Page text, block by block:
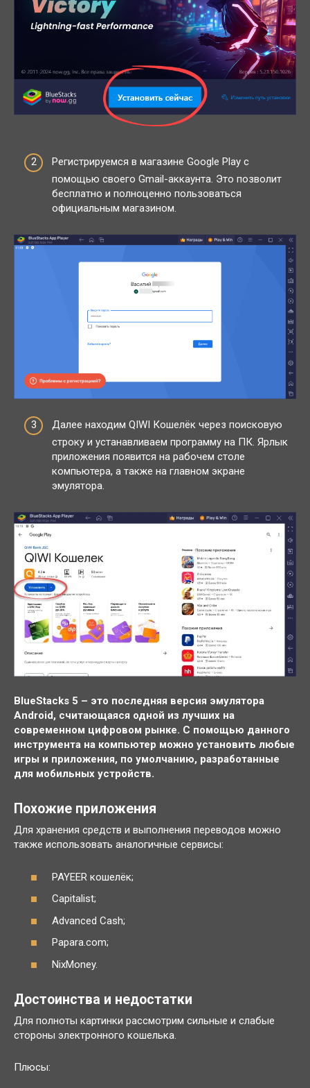
Регистрируемся в магазине Google Play с
помощью своего Gmail-аккаунта. Это позволит
бесплатно и полноценно пользоваться
официальным магазином.
Далее находим QIWI Кошелёк через поисковую
строку и устанавливаем программу на ПК. Ярлык
приложения появится на рабочем столе
компьютера, а также на главном экране
эмулятора.
BlueStacks 5 – это последняя версия эмулятора
Android, считающаяся одной из лучших на
современном цифровом рынке. С помощью данного
инструмента на компьютер можно установить любые
игры и приложения, по умолчанию, разработанные
для мобильных устройств.
Похожие приложения
Для хранения средств и выполнения переводов можно
также использовать аналогичные сервисы:
PAYEER кошелёк;
Capitalist;
Advanced Cash;
Papara.com;
NixMoney.
Достоинства и недостатки
Для полноты картинки рассмотрим сильные и слабые
стороны электронного кошелька.
Плюсы: